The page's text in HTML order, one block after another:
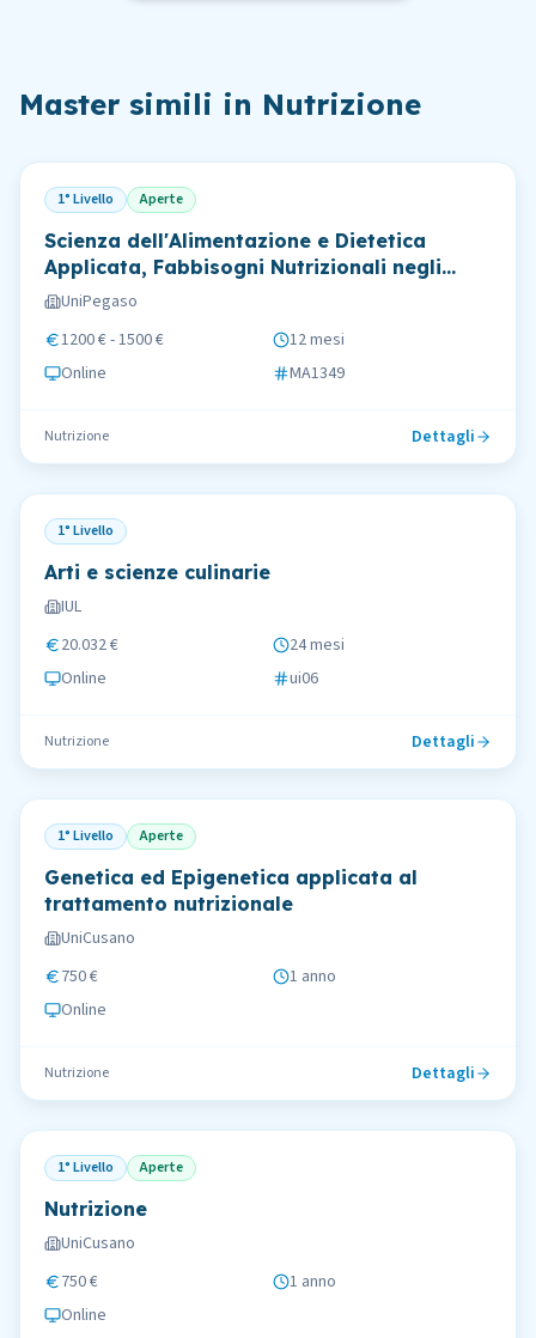
Master simili in Nutrizione
1° Livello Aperte
Scienza dell'Alimentazione e Dietetica
Applicata, Fabbisogni Nutrizionali negli
Sportivi
UniPegaso
1200 € - 1500 €
12 mesi
Online
MA1349
Nutrizione Dettagli
1° Livello
Arti e scienze culinarie
IUL
20.032 €
24 mesi
Online
ui06
Nutrizione Dettagli
1° Livello Aperte
Genetica ed Epigenetica applicata al
trattamento nutrizionale
UniCusano
750 €
1 anno
Online
Nutrizione Dettagli
1° Livello Aperte
Nutrizione
UniCusano
750 €
1 anno
Online